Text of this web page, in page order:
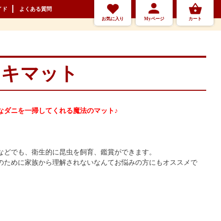
ド よくある質問
お気に入り Myページ カート
マット
ニを一掃してくれる魔法のマット♪
でも、衛生的に昆虫を飼育、鑑賞ができます。
ために家族から理解されないなんてお悩みの方にもオススメで